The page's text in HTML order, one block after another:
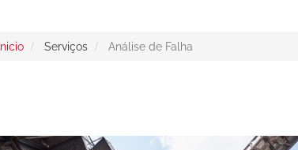
Inicio Serviços Análise de Falha